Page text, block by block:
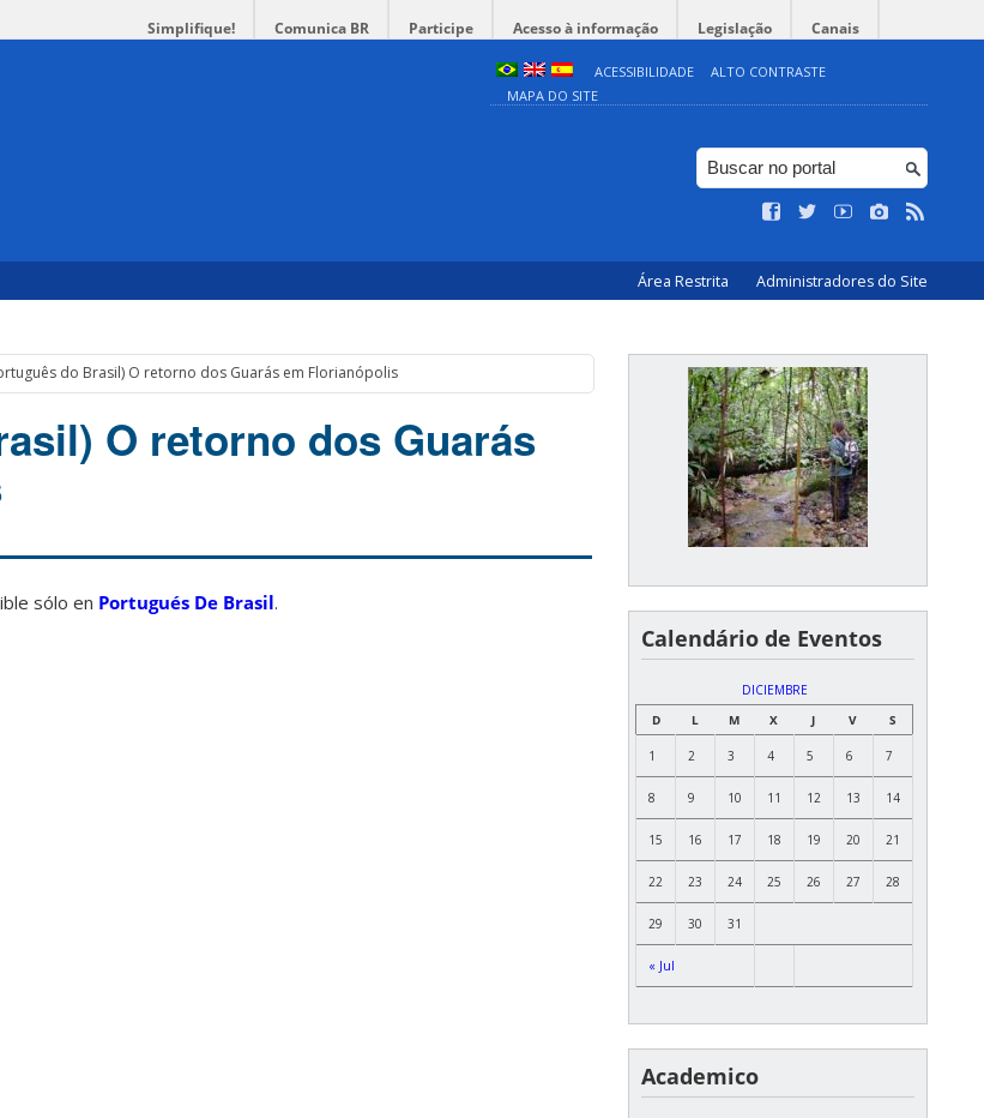
Simplifique! Comunica BR Participe Acesso à informação Legislação Canais
ACESSIBILIDADE
ALTO CONTRASTE
MAPA DO SITE
Área Restrita Administradores do Site
do Brasil) O retorno dos Guarás em Florianópolis
O retorno dos Guarás
sólo en Portugués De Brasil.
Calendário de Eventos
DICIEMBRE
D
L M X J V S
« Jul
1 2 3 4 5 6 7
8 9 10 11 12 13 14
15 16 17 18 19 20 21
22 23 24 25 26 27 28
29 30 31
Academico